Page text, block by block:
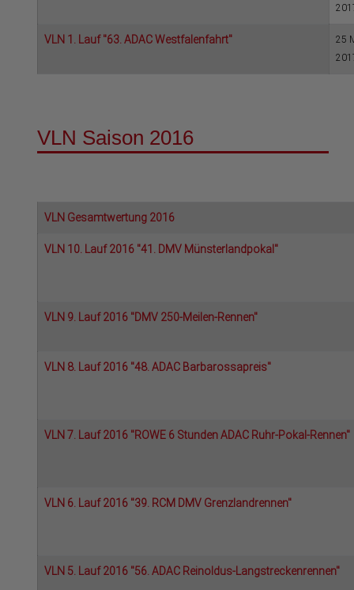
VLN 1. Lauf "63. ADAC Westfalenfahrt"
25
VLN Saison 2016
VLN Gesamtwertung 2016
VLN 10. Lauf 2016 "41. DMV Münsterlandpokal"
VLN 9. Lauf 2016 "DMV 250-Meilen-Rennen"
VLN 8. Lauf 2016 "48. ADAC Barbarossapreis"
VLN 7. Lauf 2016 "ROWE 6 Stunden ADAC Ruhr-Pokal-Rennen"
VLN 6. Lauf 2016 "39. RCM DMV Grenzlandrennen"
VLN 5. Lauf 2016 "56. ADAC Reinoldus-Langstreckenrennen"